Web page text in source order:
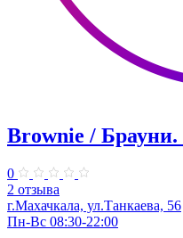
Brownie /
0
2 отзыва
г.Махачкала, ул.Танкаева, 56
Пн-Вс 08:30-22:00